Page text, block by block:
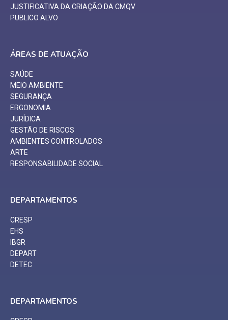
JUSTIFICATIVA DA CRIAÇÃO DA CMQV
PUBLICO ALVO
ÁREAS DE ATUAÇÃO
SAÚDE
MEIO AMBIENTE
SEGURANÇA
ERGONOMIA
JURÍDICA
GESTÃO DE RISCOS
AMBIENTES CONTROLADOS
ARTE
RESPONSABILIDADE SOCIAL
DEPARTAMENTOS
CRESP
EHS
IBGR
DEPART
DETEC
DEPARTAMENTOS